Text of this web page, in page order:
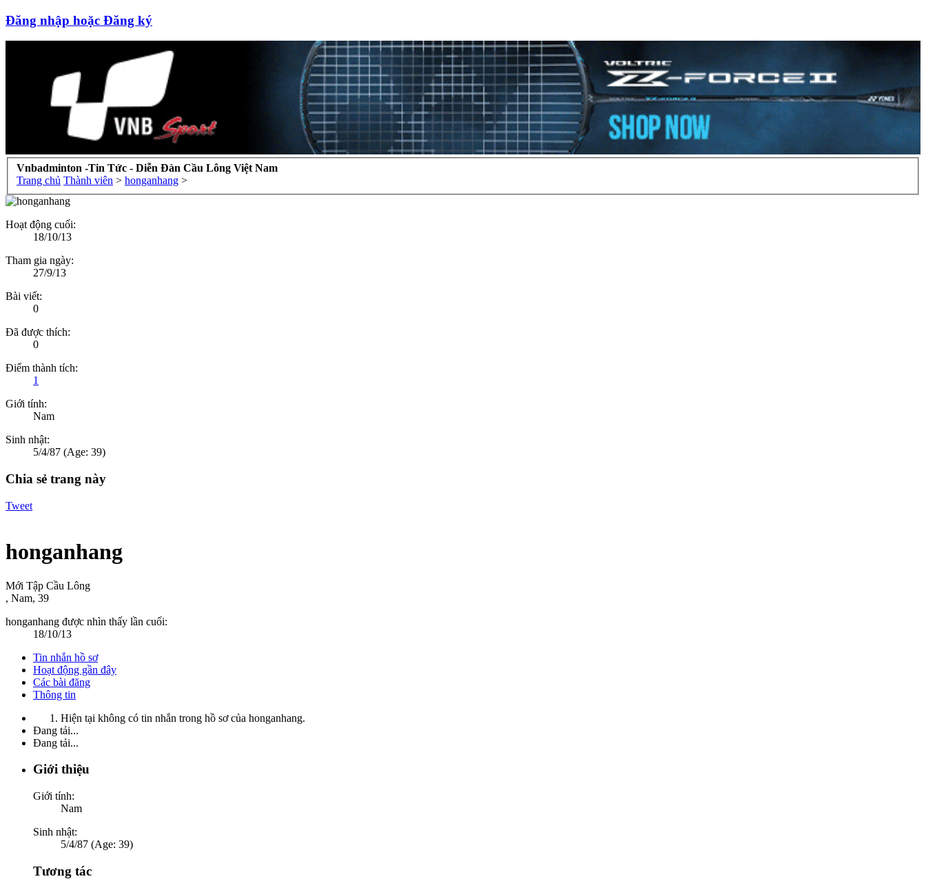
Đăng nhập hoặc Đăng ký
Vnbadminton -Tin Tức - Diễn Đàn Cầu Lông Việt Nam
Trang chủ Thành viên > honganhang >
Hoạt động cuối:
18/10/13
Tham gia ngày:
27/9/13
Bài viết:
0
Đã được thích:
0
Điểm thành tích:
1
Giới tính:
Nam
Sinh nhật:
5/4/87 (Age: 39)
Chia sẻ trang này
Tweet
honganhang
Mới Tập Cầu Lông
, Nam, 39
honganhang được nhìn thấy lần cuối:
18/10/13
Tin nhắn hồ sơ
Hoạt động gần đây
Các bài đăng
Thông tin
Hiện tại không có tin nhắn trong hồ sơ của honganhang.
Đang tải...
Đang tải...
Giới thiệu
Giới tính:
Nam
Sinh nhật:
5/4/87 (Age: 39)
Tương tác